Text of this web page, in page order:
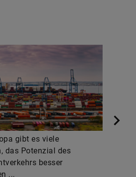
gibt es viele
das Potenzial des
besser
...